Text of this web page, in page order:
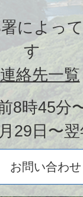
によっ
す
連絡先一覧
8時45分
29日〜
お問い合わせ